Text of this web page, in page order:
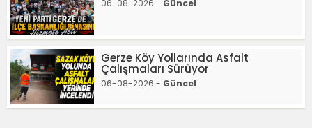
06-08-2026 - Güncel
Gerze Köy Yollarında Asfalt
Çalışmaları Sürüyor
06-08-2026 - Güncel